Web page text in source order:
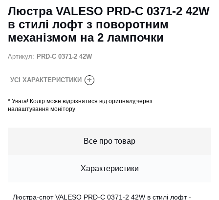
Люстра VALESO PRD-C 0371-2 42W
в стилі лофт з поворотним
механізмом на 2 лампочки
Артикул: PRD-C 0371-2 42W
УСІ ХАРАКТЕРИСТИКИ +
* Увага! Колір може відрізнятися від оригіналу,через
налаштування монітору
Все про товар
Характеристики
Люстра-спот VALESO PRD-C 0371-2 42W в стилі лофт -